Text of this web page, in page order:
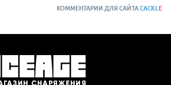
КОММЕНТАРИИ ДЛЯ САЙТАCACKL E